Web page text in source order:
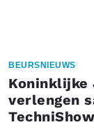
BEURSNIEUWS
Koninklijke
verlengen